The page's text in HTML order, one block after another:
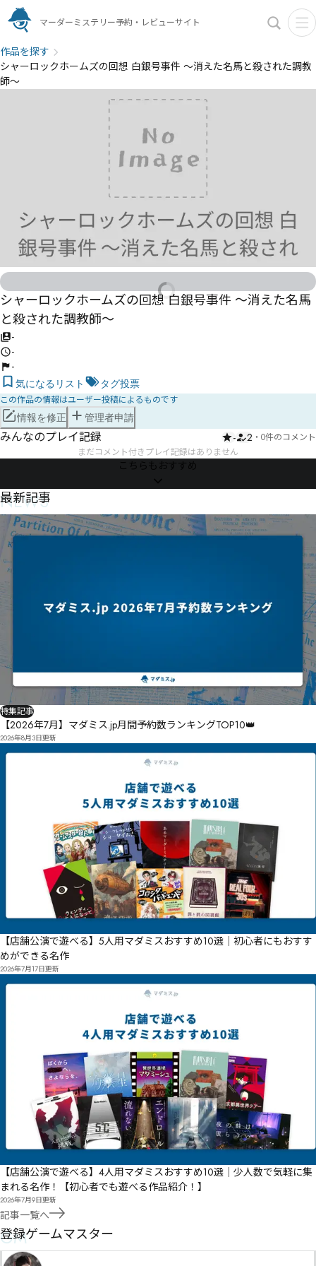
マーダーミステリー予約・レビューサイト
作品を探す
シャーロックホームズの回想 白銀号事件 〜消えた名馬と殺された調教
師〜
シャーロックホームズの回想 白銀号事件 〜消えた名馬
と殺された調教師〜
-
-
-
気になるリスト タグ投票
この作品の情報はユーザー投稿によるものです
情報を修正 管理者申請
みんなのプレイ記録 - 2 ・ 0件のコメント
まだコメント付きプレイ記録はありません
こちらもおすすめ
NEWS
最新記事
特集記事
【2026年7月】マダミス.jp月間予約数ランキングTOP10👑
2026年8月3日更新
【店舗公演で遊べる】5人用マダミスおすすめ10選｜初心者にもおすす
めができる名作
2026年7月17日更新
【店舗公演で遊べる】4人用マダミスおすすめ10選｜少人数で気軽に集
まれる名作！【初心者でも遊べる作品紹介！】
2026年7月9日更新
記事一覧へ
GM
登録ゲームマスター